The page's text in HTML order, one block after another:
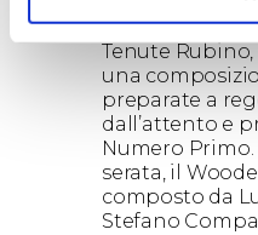
una delle
Tenute
una
preparate a
dall’attento e
Numero Primo.
serata, il
composto da
Stefano